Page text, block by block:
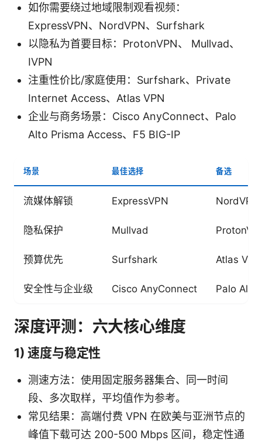
如你需要绕过地域限制观看视频：
ExpressVPN、NordVPN、Surfshark
以隐私为首要目标：ProtonVPN、 Mullvad、
IVPN
注重性价比/家庭使用：Surfshark、Private
Internet Access、Atlas VPN
企业与商务场景：Cisco AnyConnect、Palo
Alto Prisma Access、F5 BIG-IP
场景 最佳选择 备选
流媒体解锁 ExpressVPN NordVPN
隐私保护 Mullvad
预算优先 Surfshark Atlas VPN
安全性与企业级 Cisco AnyConnect Palo Alto
深度评测：六大核心维度
1) 速度与稳定性
测速方法：使用固定服务器集合、同一时间
段、多次取样，平均值作为参考。
常见结果：高端付费 VPN 在欧美与亚洲节点的
峰值下载可达 200-500 Mbps 区间，稳定性通